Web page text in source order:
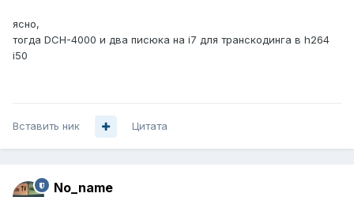
ясно,
тогда DCH-4000 и два писюка на i7 для транскодинга в h264
i50
Вставить ник Цитата
No_name